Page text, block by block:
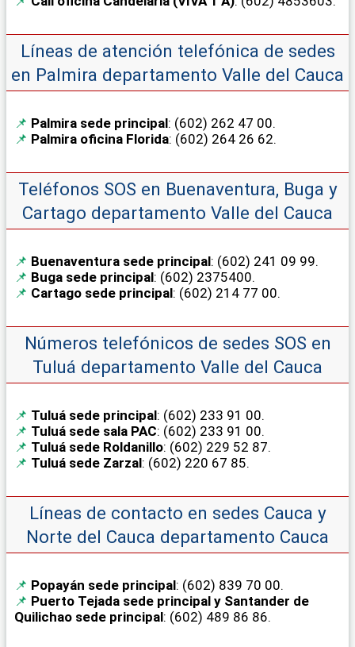
Líneas de atención telefónica de sedes
en Palmira departamento Valle del Cauca
Palmira sede principal: (602) 262 47 00.
Palmira oficina Florida: (602) 264 26 62.
Teléfonos SOS en Buenaventura, Buga y
Cartago departamento Valle del Cauca
Buenaventura sede principal: (602) 241 09 99.
Buga sede principal: (602) 2375400.
Cartago sede principal: (602) 214 77 00.
Números telefónicos de sedes SOS en
Tuluá departamento Valle del Cauca
Tuluá sede principal: (602) 233 91 00.
Tuluá sede sala PAC: (602) 233 91 00.
Tuluá sede Roldanillo: (602) 229 52 87.
Tuluá sede Zarzal: (602) 220 67 85.
Líneas de contacto en sedes Cauca y
Norte del Cauca departamento Cauca
Popayán sede principal: (602) 839 70 00.
Puerto Tejada sede principal y Santander de
Quilichao sede principal: (602) 489 86 86.